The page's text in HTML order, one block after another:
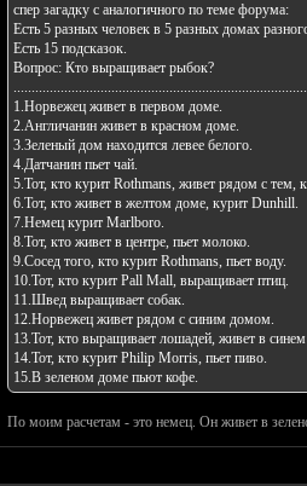
спер загадку с аналогичного по теме форума:
Есть 5 разных человек в 5 разных домах
Есть 15 подсказок.
Вопрос: Кто выращивает рыбок?
1.Норвежец живет в первом доме.
2.Англичанин живет в красном доме.
3.Зеленый дом находится левее белого.
4.Датчанин пьет чай.
5.Тот, кто курит Rothmans, живет рядом с тем,
6.Тот, кто живет в желтом доме, курит Dunhill.
7.Немец курит Marlboro.
8.Тот, кто живет в центре, пьет молоко.
9.Сосед того, кто курит Rothmans, пьет воду.
10.Тот, кто курит Pall Mall, выращивает птиц.
11.Швед выращивает собак.
12.Норвежец живет рядом с синим домом.
13.Тот, кто выращивает лошадей, живет в
14.Тот, кто курит Philip Morris, пьет пиво.
15.В зеленом доме пьют кофе.
По моим расчетам - это немец. Он живет в